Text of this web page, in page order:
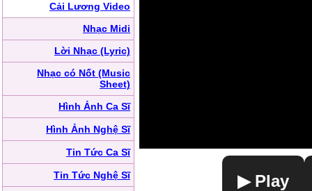
Cải Lương Video
Nhạc Midi
Lời Nhạc (Lyric)
Nhạc có Nốt (Music
Sheet)
Hình Ảnh Ca Sĩ
Hình Ảnh Nghệ Sĩ
Tin Tức Ca Sĩ
Tin Tức Nghệ Sĩ ▶ Play